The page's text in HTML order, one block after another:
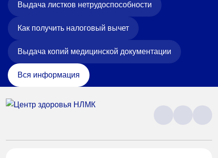
Выдача листков нетрудоспособности
Как получить налоговый вычет
Выдача копий медицинской документации
Вся информация